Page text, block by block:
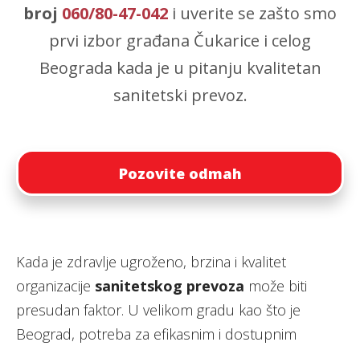
broj 060/80-47-042 i uverite se zašto smo
prvi izbor građana Čukarice i celog
Beograda kada je u pitanju kvalitetan
sanitetski prevoz.
Pozovite odmah
Kada je zdravlje ugroženo, brzina i kvalitet
organizacije sanitetskog prevoza može biti
presudan faktor. U velikom gradu kao što je
Beograd, potreba za efikasnim i dostupnim